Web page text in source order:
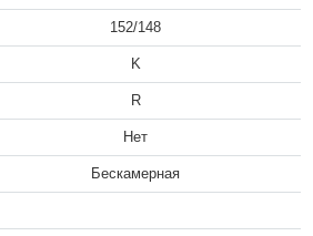
152/148
K
R
Нет
Бескамерная